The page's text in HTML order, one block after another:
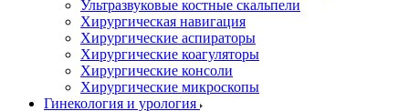
Ультразвуковые костные скальпели
Хирургическая навигация
Хирургические аспираторы
Хирургические коагуляторы
Хирургические консоли
Хирургические микроскопы
Гинекология и урология